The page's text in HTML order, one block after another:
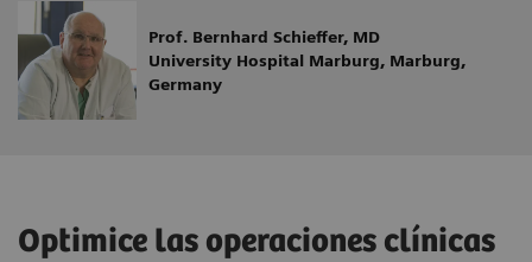
Prof. Bernhard Schieffer, MD
University Hospital Marburg, Marburg,
Germany
Optimice las operaciones clínicas